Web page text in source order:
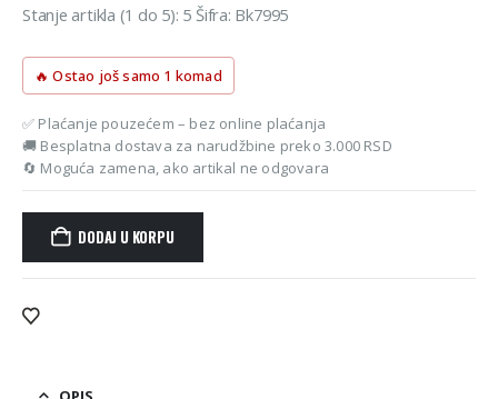
Stanje artikla (1 do 5): 5 Šifra: Bk7995
🔥 Ostao još samo 1 komad
✅ Plaćanje pouzećem – bez online plaćanja
🚚 Besplatna dostava za narudžbine preko 3.000 RSD
🔄 Moguća zamena, ako artikal ne odgovara
DODAJ U KORPU
Alternative: